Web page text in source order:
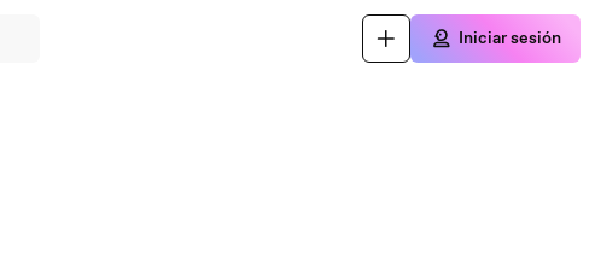
Iniciar sesión